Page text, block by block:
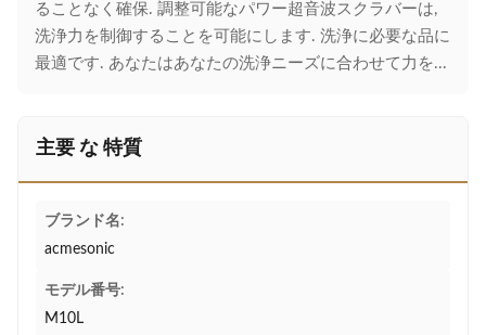
ることなく確保. 調整可能なパワー超音波スクラバーは,
洗浄力を制御することを可能にします. 洗浄に必要な品に
最適です. あなたはあなたの洗浄ニーズに合わせて力を...
主要 な 特質
ブランド名:
acmesonic
モデル番号:
M10L